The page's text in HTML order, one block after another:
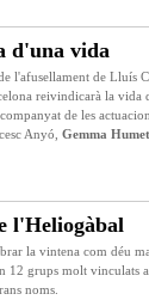
d'una vida
l'afusellament de Lluís
reivindicarà la vida
de les
Anyó, Gemma Humet
l'Heliogàbal
la vintena com déu
12 grups molt vinculats a
noms.